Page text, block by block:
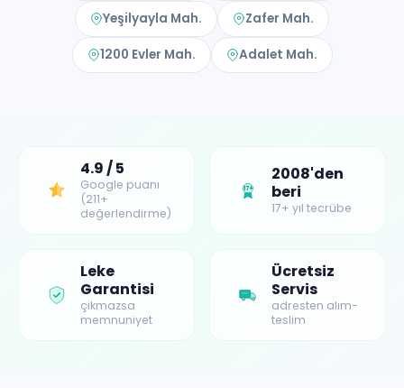
Yeşilyayla Mah. Zafer Mah.
1200 Evler Mah. Adalet Mah.
4.9 / 5
Google puanı
(211+
değerlendirme)
17+
2008'den
beri
17+ yıl tecrübe
Leke
Garantisi
çıkmazsa
memnuniyet
Ücretsiz
Servis
adresten alım-
teslim